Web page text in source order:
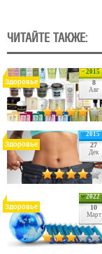
ЧИТАЙТЕ ТАКЖЕ:
2015
8
Авг
Здоровье
2015
27
Дек
Здоровье
2022
10
Март
Здоровье